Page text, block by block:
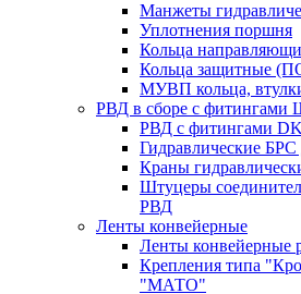
Манжеты
Уплотнения поршня
Кольца
Кольца защитные
МУВП кольца,
РВД в сборе с фитингами
РВД с фитингами DK
Гидравлические
Краны
Штуцеры
РВД
Ленты конвейерные
Ленты конвейерные
Крепления типа
"МАТО"